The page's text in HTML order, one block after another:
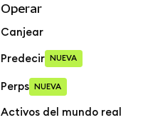
Operar
Canjear
Predecir NUEVA
Perps NUEVA
Activos del mundo real